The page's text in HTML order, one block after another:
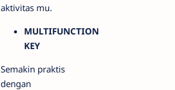
aktivitas mu.
MULTIFUNCTION
KEY
Semakin praktis
dengan